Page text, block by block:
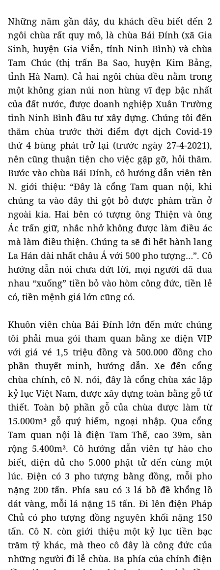
Những năm gần đây, du khách đều biết đến 2
ngôi chùa rất quy mô, là chùa Bái Đính (xã Gia
Sinh, huyện Gia Viễn, tỉnh Ninh Bình) và chùa
Tam Chúc (thị trấn Ba Sao, huyện Kim Bảng,
tỉnh Hà Nam). Cả hai ngôi chùa đều nằm trong
một không gian núi non hùng vĩ đẹp bậc nhất
của đất nước, được doanh nghiệp Xuân Trường
tỉnh Ninh Bình đầu tư xây dựng. Chúng tôi đến
thăm chùa trước thời điểm đợt dịch Covid-19
thứ 4 bùng phát trở lại (trước ngày 27-4-2021),
nên cũng thuận tiện cho việc gặp gỡ, hỏi thăm.
Bước vào chùa Bái Đính, cô hướng dẫn viên tên
N. giới thiệu: “Đây là cổng Tam quan nội, khi
chúng ta vào đây thì gột bỏ được phàm trần ở
ngoài kia. Hai bên có tượng ông Thiện và ông
Ác trấn giữ, nhắc nhở không được làm điều ác
mà làm điều thiện. Chúng ta sẽ đi hết hành lang
La Hán dài nhất châu Á với 500 pho tượng…”. Cô
hướng dẫn nói chưa dứt lời, mọi người đã đua
nhau “xuống” tiền bỏ vào hòm công đức, tiền lẻ
có, tiền mệnh giá lớn cũng có.
Khuôn viên chùa Bái Đính lớn đến mức chúng
tôi phải mua gói tham quan bằng xe điện VIP
với giá vé 1,5 triệu đồng và 500.000 đồng cho
phần thuyết minh, hướng dẫn. Xe đến cổng
chùa chính, cô N. nói, đây là cổng chùa xác lập
kỷ lục Việt Nam, được xây dựng toàn bằng gỗ tứ
thiết. Toàn bộ phần gỗ của chùa được làm từ
15.000m³ gỗ quý hiếm, ngoại nhập. Qua cổng
Tam quan nội là điện Tam Thế, cao 39m, sàn
rộng 5.400m². Cô hướng dẫn viên tự hào cho
biết, điện đủ cho 5.000 phật tử đến cùng một
lúc. Điện có 3 pho tượng bằng đồng, mỗi pho
nặng 200 tấn. Phía sau có 3 lá bồ đề khổng lồ
dát vàng, mỗi lá nặng 15 tấn. Đi lên điện Pháp
Chủ có pho tượng đồng nguyên khối nặng 150
tấn. Cô N. còn giới thiệu một kỷ lục tiền bạc
trăm tỷ khác, mà theo cô đây là công đức của
những người đi lễ chùa. Ba phía của chính điện